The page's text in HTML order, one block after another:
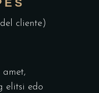
cliente)
amet,
elitsi edo